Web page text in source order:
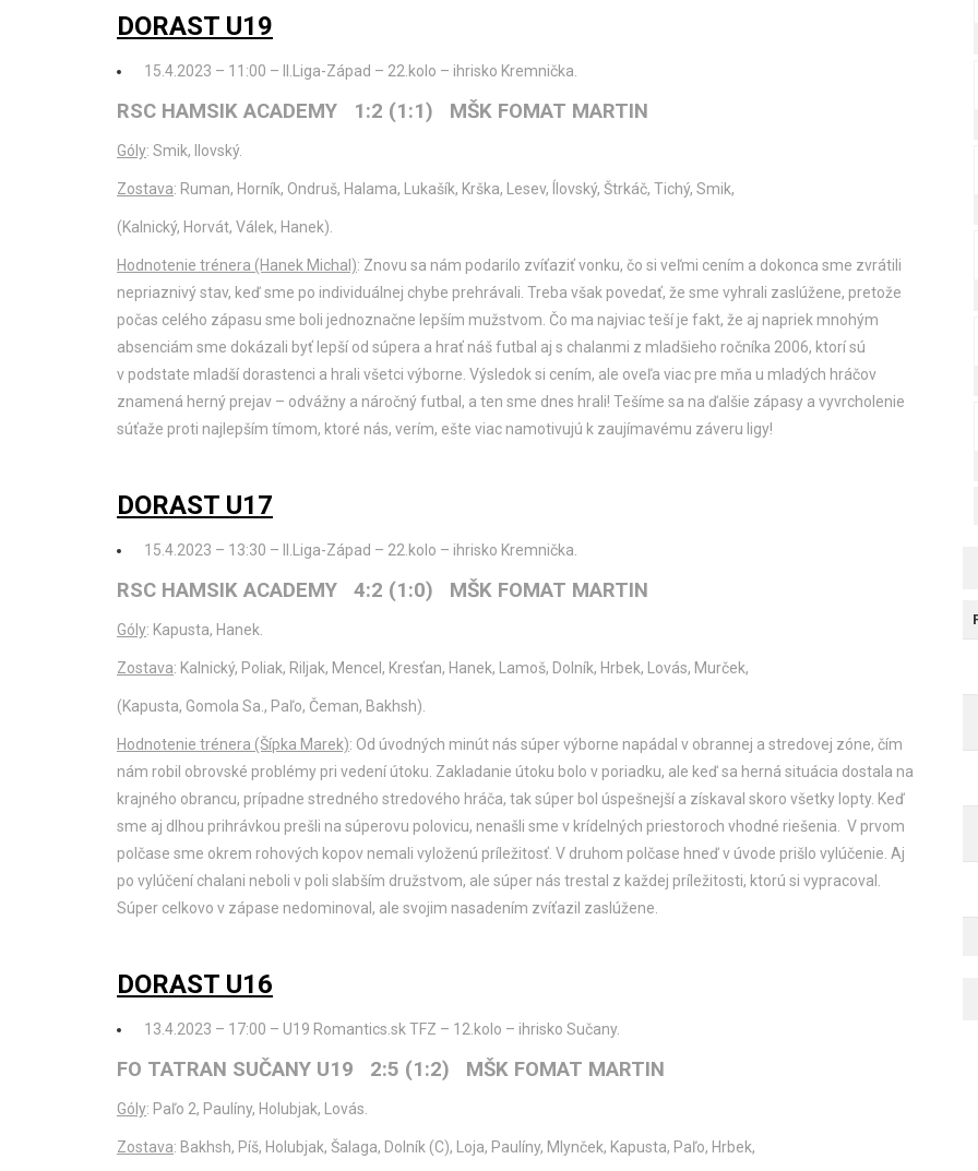
DORAST U19
15.4.2023 – 11:00 – II.Liga-Západ – 22.kolo – ihrisko Kremnička.
RSC HAMSIK ACADEMY 1:2 (1:1) MŠK FOMAT MARTIN
Góly: Smik, Ilovský.
Zostava: Ruman, Horník, Ondruš, Halama, Lukašík, Krška, Lesev, Ílovský, Štrkáč, Tichý, Smik,
(Kalnický, Horvát, Válek, Hanek).
Hodnotenie trénera (Hanek Michal): Znovu sa nám podarilo zvíťaziť vonku, čo si veľmi cením a dokonca sme zvrátili
nepriaznivý stav, keď sme po individuálnej chybe prehrávali. Treba však povedať, že sme vyhrali zaslúžene, pretože
počas celého zápasu sme boli jednoznačne lepším mužstvom. Čo ma najviac teší je fakt, že aj napriek mnohým
absenciám sme dokázali byť lepší od súpera a hrať náš futbal aj s chalanmi z mladšieho ročníka 2006, ktorí sú
v podstate mladší dorastenci a hrali všetci výborne. Výsledok si cením, ale oveľa viac pre mňa u mladých hráčov
znamená herný prejav – odvážny a náročný futbal, a ten sme dnes hrali! Tešíme sa na ďalšie zápasy a vyvrcholenie
súťaže proti najlepším tímom, ktoré nás, verím, ešte viac namotivujú k zaujímavému záveru ligy!
DORAST U17
15.4.2023 – 13:30 – II.Liga-Západ – 22.kolo – ihrisko Kremnička.
RSC HAMSIK ACADEMY 4:2 (1:0) MŠK FOMAT MARTIN
Góly: Kapusta, Hanek.
Zostava: Kalnický, Poliak, Riljak, Mencel, Kresťan, Hanek, Lamoš, Dolník, Hrbek, Lovás, Murček,
(Kapusta, Gomola Sa., Paľo, Čeman, Bakhsh).
Hodnotenie trénera (Šípka Marek): Od úvodných minút nás súper výborne napádal v obrannej a stredovej zóne, čím
nám robil obrovské problémy pri vedení útoku. Zakladanie útoku bolo v poriadku, ale keď sa herná situácia dostala na
krajného obrancu, prípadne stredného stredového hráča, tak súper bol úspešnejší a získaval skoro všetky lopty. Keď
sme aj dlhou prihrávkou prešli na súperovu polovicu, nenašli sme v krídelných priestoroch vhodné riešenia. V prvom
polčase sme okrem rohových kopov nemali vyloženú príležitosť. V druhom polčase hneď v úvode prišlo vylúčenie. Aj
po vylúčení chalani neboli v poli slabším družstvom, ale súper nás trestal z každej príležitosti, ktorú si vypracoval.
Súper celkovo v zápase nedominoval, ale svojim nasadením zvíťazil zaslúžene.
DORAST U16
13.4.2023 – 17:00 – U19 Romantics.sk TFZ – 12.kolo – ihrisko Sučany.
FO TATRAN SUČANY U19 2:5 (1:2) MŠK FOMAT MARTIN
Góly: Paľo 2, Paulíny, Holubjak, Lovás.
Zostava: Bakhsh, Píš, Holubjak, Šalaga, Dolník (C), Loja, Paulíny, Mlynček, Kapusta, Paľo, Hrbek,